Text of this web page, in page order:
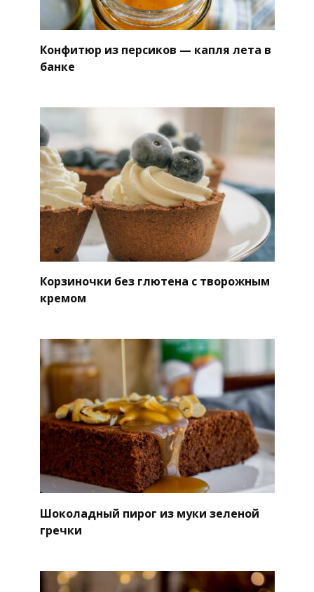
Конфитюр из персиков — капля лета в
банке
Корзиночки без глютена с творожным
кремом
Шоколадный пирог из муки зеленой
гречки